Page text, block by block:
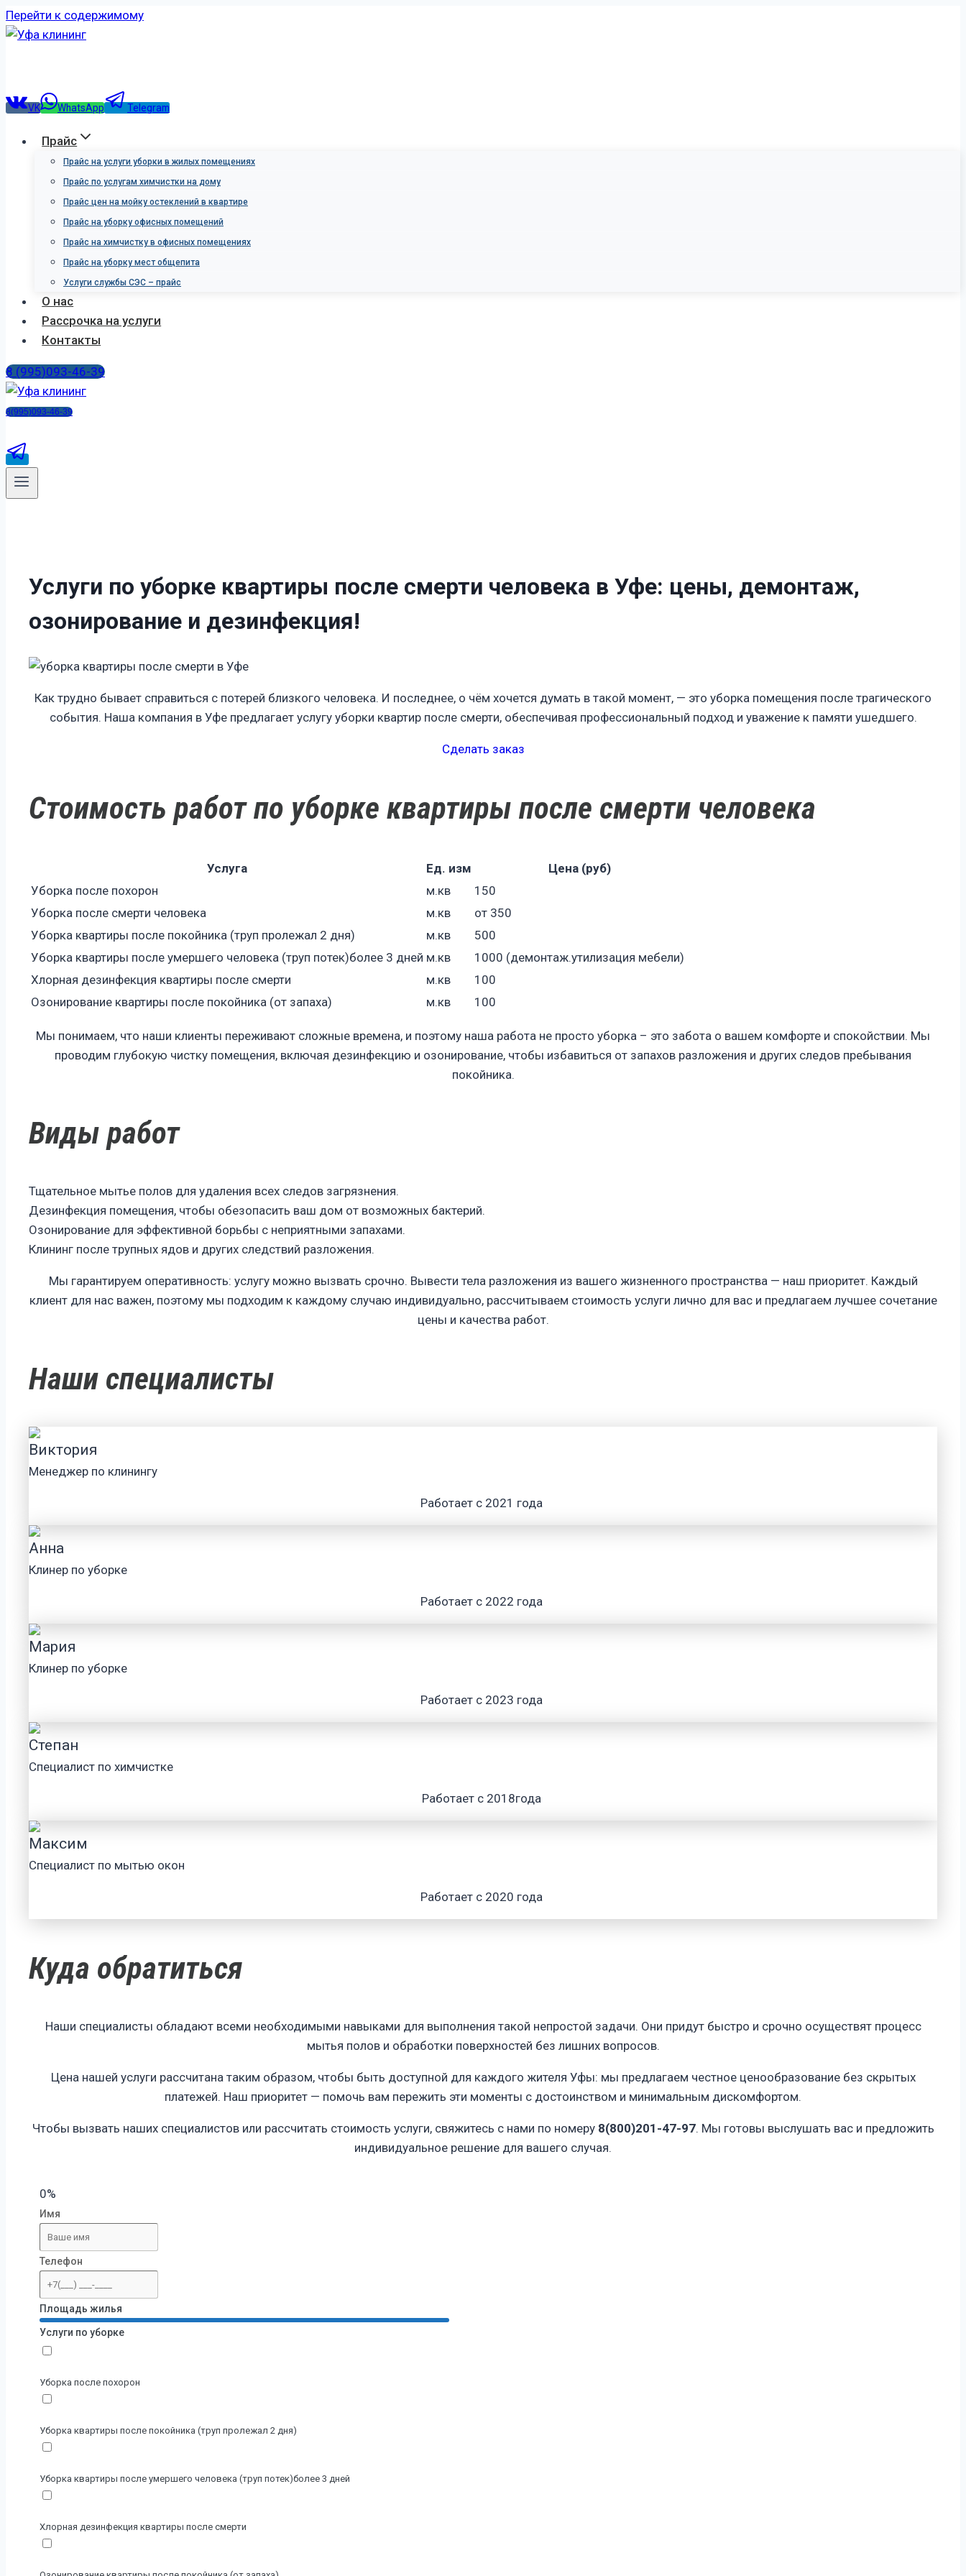
Перейти к содержимому
VK WhatsApp Telegram
Прайс
Прайс на услуги уборки в жилых помещениях
Прайс по услугам химчистки на дому
Прайс цен на мойку остеклений в квартире
Прайс на уборку офисных помещений
Прайс на химчистку в офисных помещениях
Прайс на уборку мест общепита
Услуги службы СЭС – прайс
О нас
Рассрочка на услуги
Контакты
8 (995)093-46-39
8(995)093-46-39
Услуги по уборке квартиры после смерти человека в Уфе: цены, демонтаж,
озонирование и дезинфекция!
Как трудно бывает справиться с потерей близкого человека. И последнее, о чём хочется думать в такой момент, — это уборка помещения после трагического
события. Наша компания в Уфе предлагает услугу уборки квартир после смерти, обеспечивая профессиональный подход и уважение к памяти ушедшего.
Сделать заказ
Стоимость работ по уборке квартиры после смерти человека
Услуга Ед. изм
Цена (руб)
Уборка после похорон
м.кв
150
Уборка после смерти человека
м.кв
от 350
Уборка квартиры после покойника (труп пролежал 2 дня)
м.кв
500
Уборка квартиры после умершего человека (труп потек)более 3 дней м.кв
1000 (демонтаж.утилизация мебели)
Хлорная дезинфекция квартиры после смерти
м.кв
100
Озонирование квартиры после покойника (от запаха)
м.кв 100
Мы понимаем, что наши клиенты переживают сложные времена, и поэтому наша работа не просто уборка – это забота о вашем комфорте и спокойствии. Мы
проводим глубокую чистку помещения, включая дезинфекцию и озонирование, чтобы избавиться от запахов разложения и других следов пребывания
покойника.
Виды работ
Тщательное мытье полов для удаления всех следов загрязнения.
Дезинфекция помещения, чтобы обезопасить ваш дом от возможных бактерий.
Озонирование для эффективной борьбы с неприятными запахами.
Клининг после трупных ядов и других следствий разложения.
Мы гарантируем оперативность: услугу можно вызвать срочно. Вывести тела разложения из вашего жизненного пространства — наш приоритет. Каждый
клиент для нас важен, поэтому мы подходим к каждому случаю индивидуально, рассчитываем стоимость услуги лично для вас и предлагаем лучшее сочетание
цены и качества работ.
Наши специалисты
Виктория
Менеджер по клинингу
Работает с 2021 года
Анна
Клинер по уборке
Работает с 2022 года
Мария
Клинер по уборке
Работает с 2023 года
Степан
Специалист по химчистке
Работает с 2018года
Максим
Специалист по мытью окон
Работает с 2020 года
Куда обратиться
Наши специалисты обладают всеми необходимыми навыками для выполнения такой непростой задачи. Они придут быстро и срочно осуществят процесс
мытья полов и обработки поверхностей без лишних вопросов.
Цена нашей услуги рассчитана таким образом, чтобы быть доступной для каждого жителя Уфы: мы предлагаем честное ценообразование без скрытых
платежей. Наш приоритет — помочь вам пережить эти моменты с достоинством и минимальным дискомфортом.
Чтобы вызвать наших специалистов или рассчитать стоимость услуги, свяжитесь с нами по номеру 8(800)201-47-97. Мы готовы выслушать вас и предложить
индивидуальное решение для вашего случая.
0%
Имя
Телефон
Площадь жилья
Услуги по уборке
Уборка после похорон
Уборка квартиры после покойника (труп пролежал 2 дня)
Уборка квартиры после умершего человека (труп потек)более 3 дней
Хлорная дезинфекция квартиры после смерти